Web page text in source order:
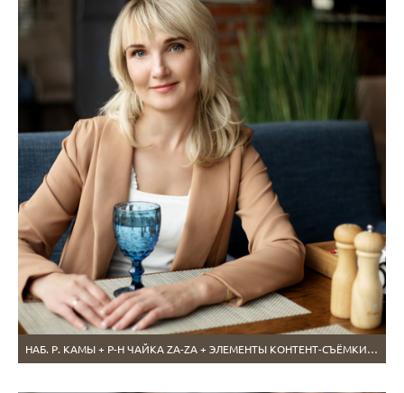
НАБ. Р. КАМЫ + Р-Н ЧАЙКА ZA-ZA + ЭЛЕМЕНТЫ КОНТЕНТ-СЪЁМКИ. АВГУСТ 2021. ОЛЬГА.